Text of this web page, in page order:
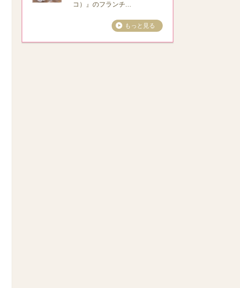
コ）』のフランチ...
もっと見る